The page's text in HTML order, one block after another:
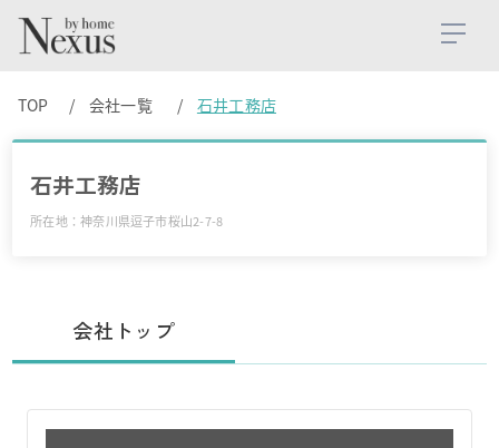
TOP 会社一覧 石井工務店
石井工務店
所在地：神奈川県逗子市桜山2-7-8
会社トップ